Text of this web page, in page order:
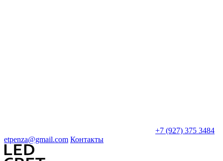
+7 (927) 375 3484
etpenza@gmail.com Контакты